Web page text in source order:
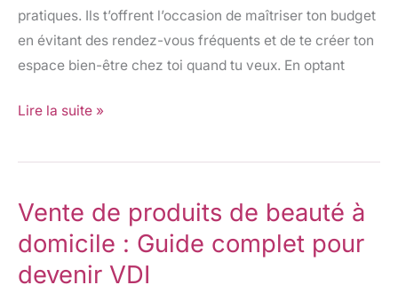
pratiques. Ils t’offrent l’occasion de maîtriser ton budget
en évitant des rendez-vous fréquents et de te créer ton
espace bien-être chez toi quand tu veux. En optant
Lire la suite »
Vente de produits de beauté à
domicile : Guide complet pour
devenir VDI
Vente
de
produits
de